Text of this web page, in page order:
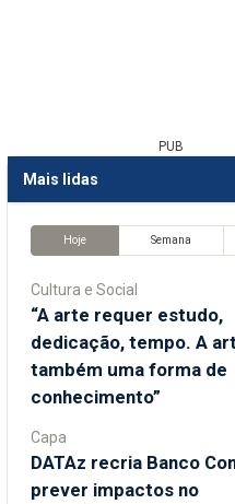
PUB
Mais lidas
Hoje Semana
Cultura e Social
“A arte requer estudo,
dedicação, tempo. A
também uma forma de
conhecimento”
Capa
DATAz recria Banco
prever impactos no